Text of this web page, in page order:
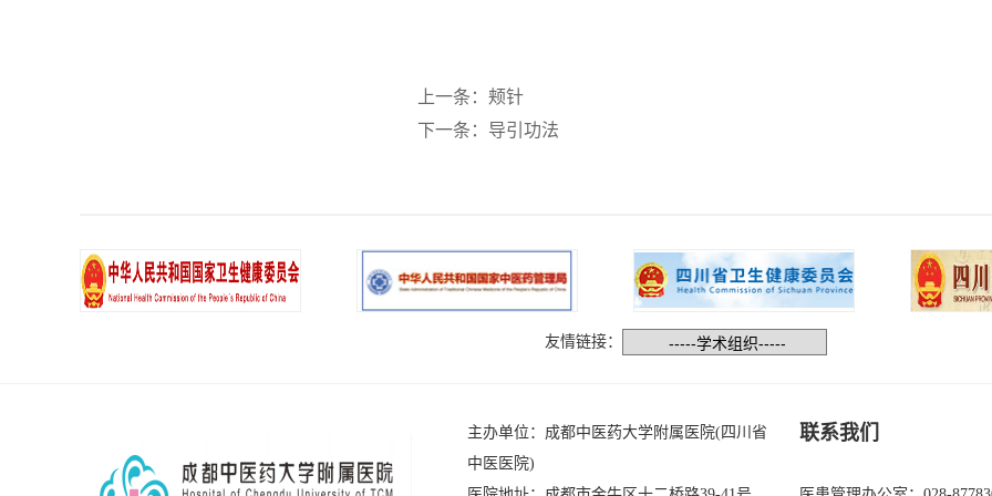
上一条： 颊针
下一条： 导引功法
友情链接：
主办单位：成都中医药大学附属医院(四川省
中医医院)
联系我们